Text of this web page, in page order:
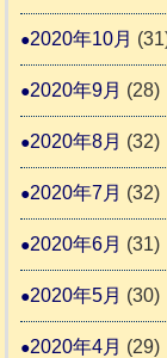
2020年10月
2020年9月 (28)
2020年8月 (32)
2020年7月 (32)
2020年6月 (31)
2020年5月 (30)
2020年4月 (29)